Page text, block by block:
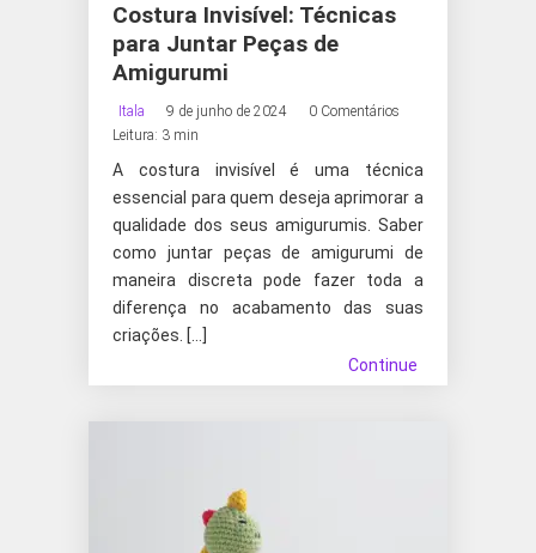
Costura Invisível: Técnicas
para Juntar Peças de
Amigurumi
Itala 9 de junho de 2024
0 Comentários
Leitura: 3 min
A costura invisível é uma técnica
essencial para quem deseja aprimorar a
qualidade dos seus amigurumis. Saber
como juntar peças de amigurumi de
maneira discreta pode fazer toda a
diferença no acabamento das suas
criações. […]
Continue